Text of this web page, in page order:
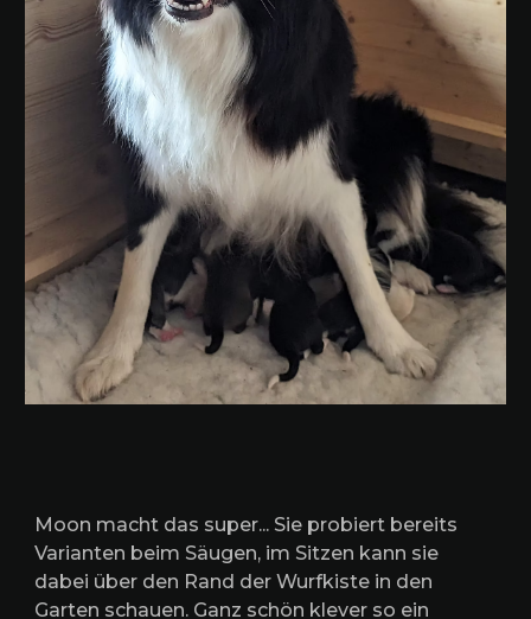
Moon macht das super... Sie probiert bereits
Varianten beim Säugen, im Sitzen kann sie
dabei über den Rand der Wurfkiste in den
Garten schauen. Ganz schön klever so ein